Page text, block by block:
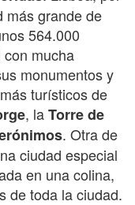
más grande de
564.000
mucha
monumentos y
turísticos de
, laTorre de
. Otra de
ciudad especial
en una colina,
de toda la ciudad.